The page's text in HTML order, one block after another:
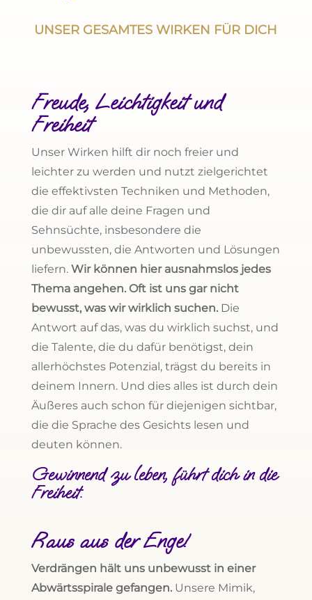
UNSER GESAMTES WIRKEN FÜR DICH
Freude, Leichtigkeit und
Freiheit
Unser Wirken hilft dir noch freier und
leichter zu werden und nutzt zielgerichtet
die effektivsten Techniken und Methoden,
die dir auf alle deine Fragen und
Sehnsüchte, insbesondere die
unbewussten, die Antworten und Lösungen
liefern. Wir können hier ausnahmslos jedes
Thema angehen. Oft ist uns gar nicht
bewusst, was wir wirklich suchen.Die
Antwort auf das, was du wirklich suchst, und
die Talente, die du dafür benötigst, dein
allerhöchstes Potenzial, trägst du bereits in
deinem Innern. Und dies alles ist durch dein
Äußeres auch schon für diejenigen sichtbar,
die die Sprache des Gesichts lesen und
deuten können.
Gewinnend zu leben, führt dich in die
Freiheit.
Raus aus der Enge!
Verdrängen hält uns unbewusst in einer
Abwärtsspirale gefangen. Unsere Mimik,